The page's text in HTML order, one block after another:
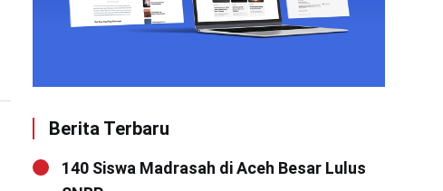
Berita Terbaru
140 Siswa Madrasah di Aceh Besar Lulus